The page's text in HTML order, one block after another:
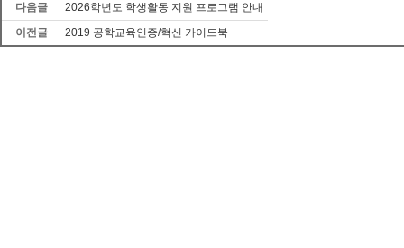
다음글
2026학년도 학생활동 지원 프로그램 안내
이전글
2019 공학교육인증/혁신 가이드북